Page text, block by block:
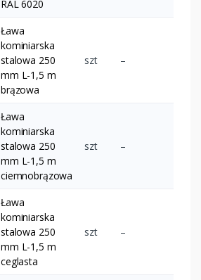
RAL 6020
Ława
kominiarska
stalowa 250
mm L-1,5 m
brązowa
szt –
Ława
kominiarska
stalowa 250
mm L-1,5 m
ciemnobrązowa
szt –
Ława
kominiarska
stalowa 250
mm L-1,5 m
ceglasta
szt –